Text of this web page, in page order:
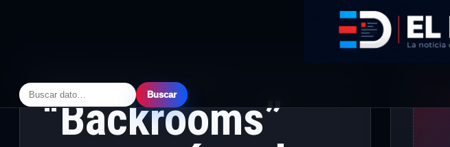
Buscar
ESPECTACULOS·PRINCIPAL· JUNIO 1, 2026
“Backrooms”